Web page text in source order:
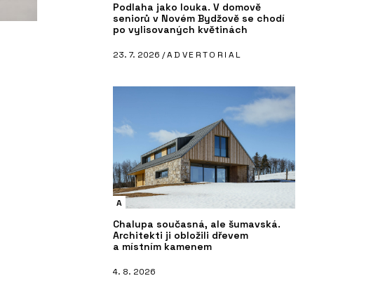
Podlaha jako louka. V domově
seniorů v Novém Bydžově se chodí
po vylisovaných květinách
23. 7. 2026 /ADVERTORIAL
A
Chalupa současná, ale šumavská.
Architekti ji obložili dřevem
a místním kamenem
4. 8. 2026